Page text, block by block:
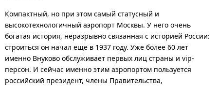
Компактный, но при этом самый статусный и
высокотехнологичный аэропорт Москвы. У него очень
богатая история, неразрывно связанная с историей России:
строиться он начал еще в 1937 году. Уже более 60 лет
именно Внуково обслуживает первых лиц страны и vip-
персон. И сейчас именно этим аэропортом пользуется
российский президент, члены Правительства,